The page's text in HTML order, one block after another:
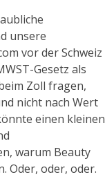
unsere
vor der Schweiz
Gesetz als
Zoll fragen,
nicht nach Wert
einen kleinen
warum Beauty
Oder, oder, oder.